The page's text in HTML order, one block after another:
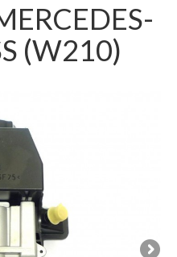
(W210)